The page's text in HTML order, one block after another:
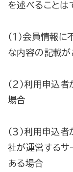
を述べることは
（１）会員情報
な内容の記載が
（２）利用申込
場合
（３）利用申込
社が運営するサ
ある場合